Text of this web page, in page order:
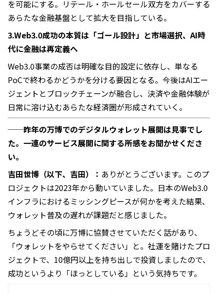
を可能にする。リテール・ホールセール双方をカバーする
あらたな金融基盤として拡大を目指している。
3.Web3.0成功の本質は「ゴール設計」と市場選択、AI時
代に金融は再定義へ
Web3.0事業の成否は明確な目的設定に依存し、単なる
PoCで終わるかどうかを分ける要因となる。今後はAIエー
ジェントとブロックチェーンが融合し、決済や金融体験が
日常に溶け込むあらたな経済圏が形成されていく。
──昨年の万博でのデジタルウォレット展開は見事でし
た。一連のサービス展開に関する所感をお聞かせくださ
い。
吉田世博（以下、吉田）： ありがとうございます。このプ
ロジェクトは2023年から動いていました。日本のWeb3.0
インフラにおけるミッシングピースが何かを考えた結果、
ウォレット普及の遅れが課題だと感じました。
ちょうどその頃に万博に協賛させていただく話があり、
「ウォレットをやらせてください」と。社運を賭けたプロ
ジェクトで、10億円以上を持ち出しで投資しましたので、
成功というより「ほっとしている」という気持ちです。